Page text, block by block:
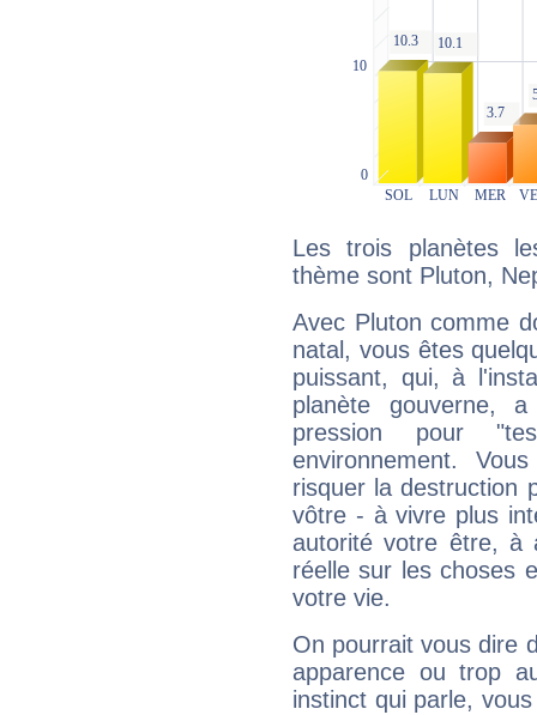
Les trois planètes
thème sont Pluton,
Avec Pluton comme
natal, vous êtes
puissant, qui, à
planète gouverne,
pression pour
environnement.
risquer la destruction
vôtre - à vivre plus
autorité votre être, à
réelle sur les choses
votre vie.
On pourrait vous dire
apparence ou trop
instinct qui parle,